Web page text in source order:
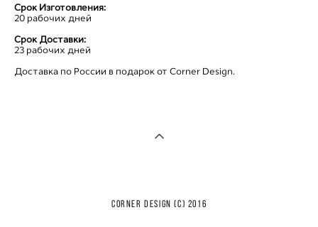
Срок Изготовления:
20 рабочих дней
Срок Доставки:
23 рабочих дней
Доставка по России в подарок от Corner Design.
CORNER DESIGN (с) 2016